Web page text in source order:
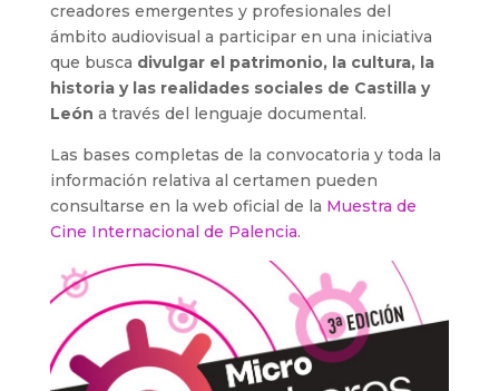
creadores emergentes y profesionales del
ámbito audiovisual a participar en una iniciativa
que busca divulgar el patrimonio, la cultura, la
historia y las realidades sociales de Castilla y
León a través del lenguaje documental.
Las bases completas de la convocatoria y toda la
información relativa al certamen pueden
consultarse en la web oficial de la Muestra de
Cine Internacional de Palencia.